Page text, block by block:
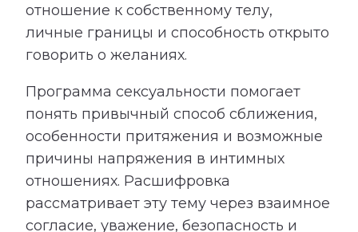
отношение к собственному телу,
личные границы и способность открыто
говорить о желаниях.
Программа сексуальности помогает
понять привычный способ сближения,
особенности притяжения и возможные
причины напряжения в интимных
отношениях. Расшифровка
рассматривает эту тему через взаимное
согласие, уважение, безопасность и